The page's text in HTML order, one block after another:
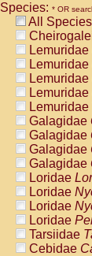
Species: * OR
All Species
Lemuridae
Lemuridae
Lemuridae
Lemuridae
Lemuridae
Galagidae
Galagidae
Galagidae
Galagidae
Loridae
Loridae
Loridae
Loridae
Tarsiidae
Cebidae